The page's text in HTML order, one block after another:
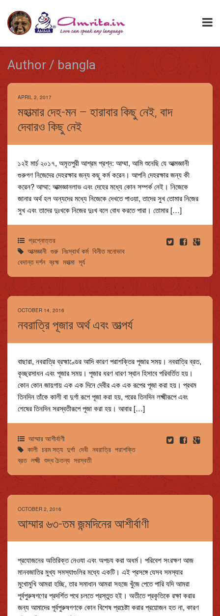
Author / bangla
APRIL 2, 2017
মহাত্মার দেহ-মন – হারাবার কিছু নেই, বাদ
দেবারও কিছু নেই
১২ই মার্চ ২০১৭, অমৃতপুরী আশ্রম প্রশ্ন: আম্মা, আমি শুনেছি যে আত্মজ্ঞানী
গুরুগণ নিজেদের দেহরক্ষার জন্য কছু কর্ম করেন। আপনি দেহরক্ষার জন্য কী
করেন? আম্মা: আত্মজ্ঞানলাভ এবং দেহের মধ্যে কোন সম্পর্ক নেই। নিজেকে
জানার অর্থ হল অন্যদের মধ্যে নিজেকে দেখতে পাওয়া, তাদের সুখ তোমার নিজের
সুখ এবং তাদের দুঃখকে নিজের দুঃখ বলে বোধ করতে পারা। তোমার […]
প্রশ্নোত্তর
আত্মজ্ঞানী, গুরু, নিঃস্বার্থ কর্ম, বিনীত মনোভাব,
বেদান্ত দর্শন,ব্রহ্ম, মহাত্মা, সূর্য
OCTOBER 14, 2016
নবরাত্রি পূজার অর্থ এবং তাত্পর্য
বাছারা, নবরাত্রি ব্রহ্মাণ্ডের আদি কারণ পরাশক্তির পূজার সময়। নবরাত্রি ব্রত,
কৃচ্ছ্রসাধন এবং পূজার সময়। পূজার ধরণ ধারণ স্থান হিসাবে পরিবর্তিত হয়।
কোন কোন জায়গায় এক এক দিনে দেবীর এক এক রূপের পূজা করা হয়। প্রথম
তিনদিন তাঁকে কালী বা দুর্গা রূপে পূজা করা হয়, পরের তিনদিন লক্ষ্মীরূপে এবং
শেষের তিনদিন সরস্বতীরূপে পূজা করা হয়। আবার […]
আম্মার আশীর্বাণী
কালী, চরম সত্য, দুর্গা, দেবী, নবরাত্রি, পরাশক্তি,
ব্রত, লক্ষ্মী, শুদ্ধ চৈতন্য, সরস্বতী
OCTOBER 2, 2016
আম্মার ৬৩-তম জন্মদিনের আশীর্বাণী
প্রযোজনের অতিরিক্ত নেওযা এবং অপচয করা অধর্ম। পরিবেশ সংরক্ষণ আজ
মানবজাতির মুখ্য সমস্যাগুলির মধ্যে একটি। এই প্রসঙ্গে যেসব সমস্যার
মুখোমুখি আমরা হচ্ছি, তার সমাধান আমরা সহজে খুঁজে পেতে পারি যদি আমরা
পূর্বপুরুষগণের প্রদর্শিত পথে চলতে প্রস্তুত হই। অতীতে প্রকৃতিকে রক্ষা করার
জন্য আমাদের পূর্বপুরুষগণকে কোন বিশেষ প্রচেষ্টা করার প্রয়োজন হত না, কারণ